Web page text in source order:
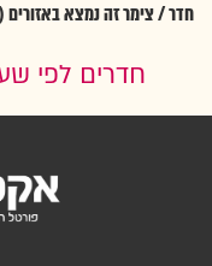
חדר / צימר זה נמצא באזורים
חדרים לפי